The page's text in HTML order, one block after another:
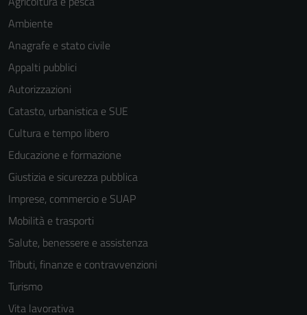
Ambiente
Anagrafe e stato civile
Appalti pubblici
Autorizzazioni
Catasto, urbanistica e SUE
Cultura e tempo libero
Educazione e formazione
Giustizia e sicurezza pubblica
Imprese, commercio e SUAP
Mobilità e trasporti
Salute, benessere e assistenza
Tributi, finanze e contravvenzioni
Turismo
Vita lavorativa